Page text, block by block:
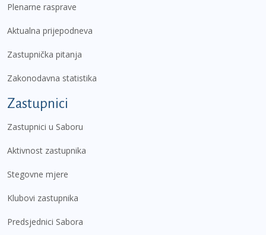
Plenarne rasprave
Aktualna prijepodneva
Zastupnička pitanja
Zakonodavna statistika
Zastupnici
Zastupnici u Saboru
Aktivnost zastupnika
Stegovne mjere
Klubovi zastupnika
Predsjednici Sabora